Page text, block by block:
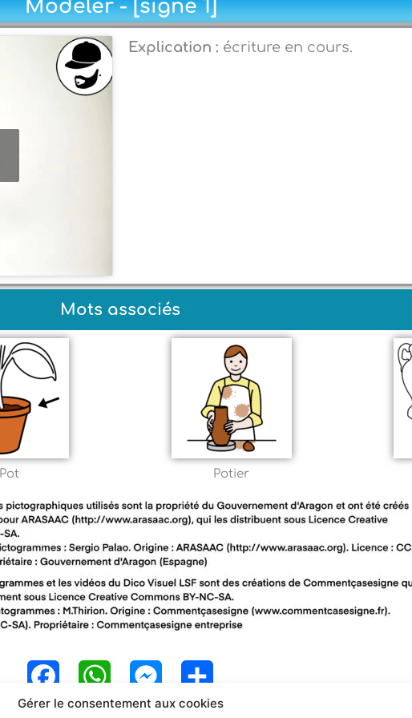
Gérer le consentement aux cookies
Modeler - [signe 1]
Explication : écriture en cours.
Mots associés
Pot Potier
F
a
W
h
M
e
P
a